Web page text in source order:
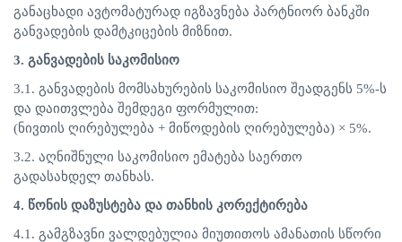
განაცხადი ავტომატურად იგზავნება პარტნიორ ბანკში
განვადების დამტკიცების მიზნით.
3. განვადების საკომისიო
3.1. განვადების მომსახურების საკომისიო შეადგენს 5%-ს
და დაითვლება შემდეგი ფორმულით:
(ნივთის ღირებულება + მიწოდების ღირებულება) × 5%.
3.2. აღნიშნული საკომისიო ემატება საერთო
გადასახდელ თანხას.
4. წონის დაზუსტება და თანხის კორექტირება
4.1. გამგზავნი ვალდებულია მიუთითოს ამანათის სწორი